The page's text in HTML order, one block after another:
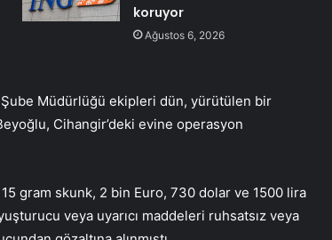
koruyor
Ağustos 6, 2026
Müdürlüğü ekipleri dün, yürütülen bir
Cihangir’deki evine operasyon
gram skunk, 2 bin Euro, 730 dolar ve 1500 lira
veya uyarıcı maddeleri ruhsatsız veya